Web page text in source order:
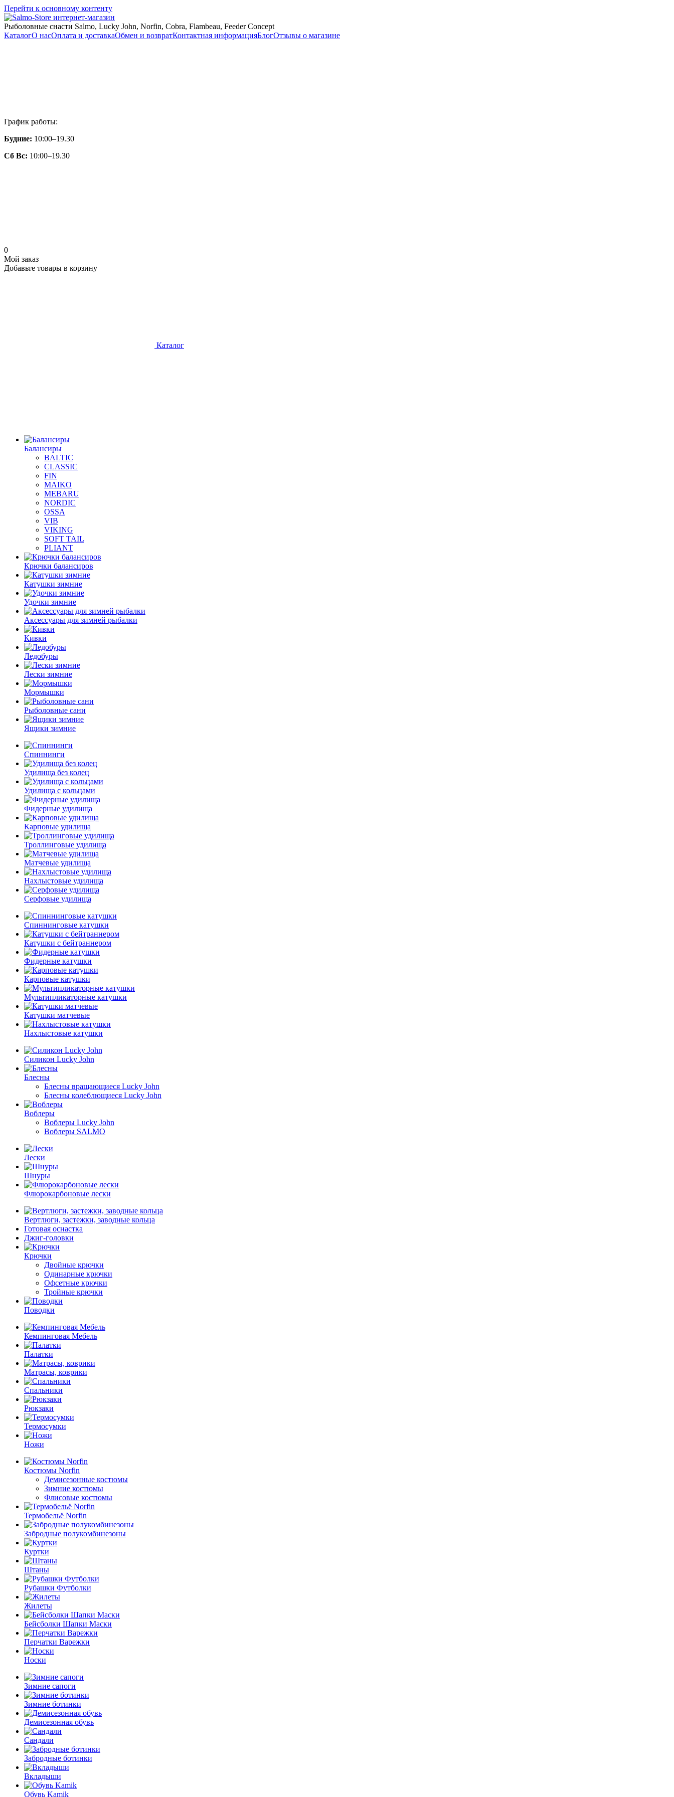
Перейти к основному контенту
Рыболовные снасти Salmo, Lucky John, Norfin, Cobra, Flambeau, Feeder Concept
КаталогО насОплата и доставкаОбмен и возвратКонтактная информацияБлогОтзывы о магазине
График работы:
Будние: 10:00–19.30
Сб Вс: 10:00–19.30
0
Мой заказ
Добавьте товары в корзину
Каталог
Балансиры
BALTIC
CLASSIC
FIN
MAIKO
MEBARU
NORDIC
OSSA
VIB
VIKING
SOFT TAIL
PLIANT
Крючки балансиров
Катушки зимние
Удочки зимние
Аксессуары для зимней рыбалки
Кивки
Ледобуры
Лески зимние
Мормышки
Рыболовные сани
Ящики зимние
Спиннинги
Удилища без колец
Удилища с кольцами
Фидерные удилища
Карповые удилища
Троллинговые удилища
Матчевые удилища
Нахлыстовые удилища
Серфовые удилища
Спиннинговые катушки
Катушки с бейтраннером
Фидерные катушки
Карповые катушки
Мультипликаторные катушки
Катушки матчевые
Нахлыстовые катушки
Силикон Lucky John
Блесны
Блесны вращающиеся Lucky John
Блесны колеблющиеся Lucky John
Воблеры
Воблеры Lucky John
Воблеры SALMO
Лески
Шнуры
Флюрокарбоновые лески
Вертлюги, застежки, заводные кольца
Готовая оснастка
Джиг-головки
Крючки
Двойные крючки
Одинарные крючки
Офсетные крючки
Тройные крючки
Поводки
Кемпинговая Мебель
Палатки
Матрасы, коврики
Спальники
Рюкзаки
Термосумки
Ножи
Костюмы Norfin
Демисезонные костюмы
Зимние костюмы
Флисовые костюмы
Термобельё Norfin
Забродные полукомбинезоны
Куртки
Штаны
Рубашки Футболки
Жилеты
Бейсболки Шапки Маски
Перчатки Варежки
Носки
Зимние сапоги
Зимние ботинки
Демисезонная обувь
Сандали
Забродные ботинки
Вкладыши
Обувь Kamik